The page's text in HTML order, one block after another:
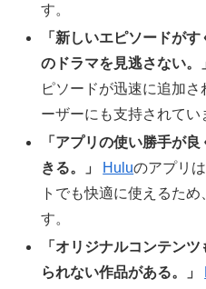
す。
「新しいエピソードが
のドラマを見逃さない。
ピソードが迅速に追加
ーザーにも支持されてい
「アプリの使い勝手が
きる。」
Huluのアプリ
トでも快適に使えるた
す。
「オリジナルコンテン
られない作品がある。」